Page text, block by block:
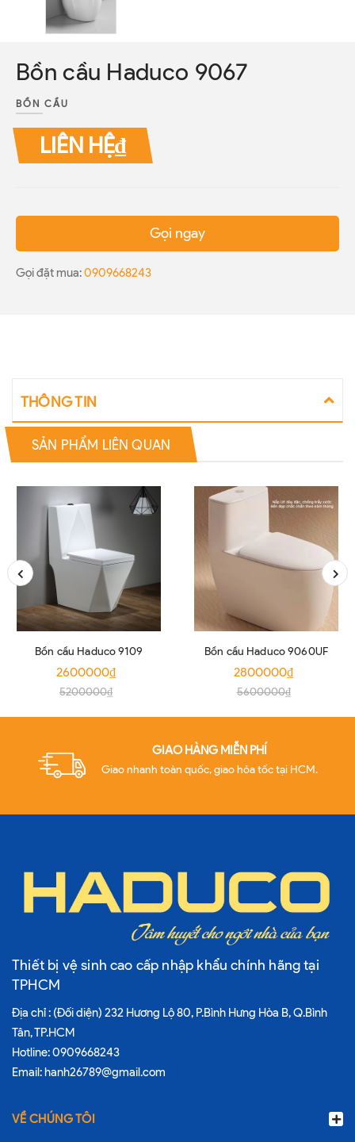
Bồn cầu Haduco 9067
BỒN CẦU
LIÊN HỆ₫
Gọi ngay
Gọi đặt mua:0909668243
THÔNG TIN
SẢN PHẨM LIÊN QUAN
Bồn cầu Haduco 9109
2600000₫
5200000₫
Bồn cầu Haduco 9060UF
2800000₫
5600000₫
GIAO HÀNG MIỄN PHÍ
Giao nhanh toàn quốc, giao hỏa tốc tại HCM.
Thiết bị vệ sinh cao cấp nhập khẩu chính hãng tại
TPHCM
Địa chỉ : (Đối diện) 232 Hương Lộ 80, P.Bình Hưng Hòa B, Q.Bình
Tân, TP.HCM
Hotline:0909668243
Email:hanh26789@gmail.com
VỀ CHÚNG TÔI